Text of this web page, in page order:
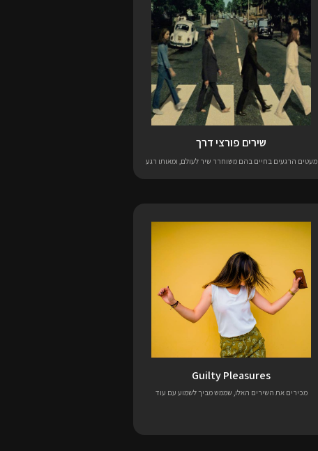
שירים פורצי דרך
מעטים הרגעים בחיים בהם משוחרר שיר לעולם, ומאותו רגע
Guilty Pleasures
מכירים את השירים האלו, שממש מביך לשמוע עם עוד